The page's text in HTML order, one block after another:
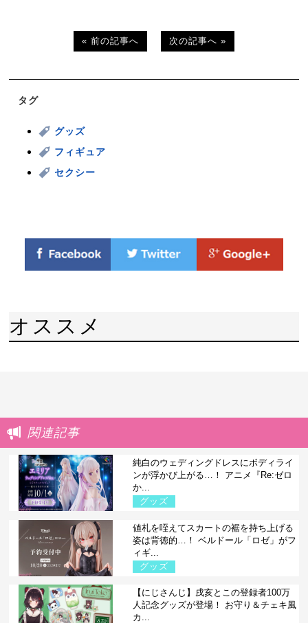
« 前の記事へ 次の記事へ »
タグ
グッズ
フィギュア
セクシー
オススメ
関連記事
純白のウェディングドレスにボディライ
ンが浮かび上がる…！ アニメ『Re:ゼロ
か...
グッズ
値札を咥えてスカートの裾を持ち上げる
姿は背徳的…！ ベルドール「ロゼ」がフ
ィギ...
グッズ
【にじさんじ】戌亥とこの登録者100万
人記念グッズが登場！ お守り＆チェキ風
カ...